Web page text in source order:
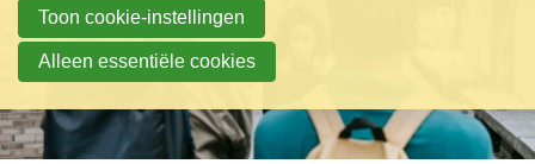
Toon cookie-instellingen
Alleen essentiële cookies